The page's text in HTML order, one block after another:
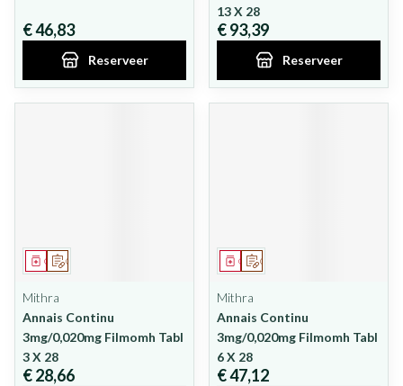
€ 46,83
Reserveer
13 X 28
€ 93,39
Reserveer
Op voorschrift
Geneesmiddel
Mithra
Annais Continu
3mg/0,020mg Filmomh Tabl
3 X 28
€ 28,66
Op voorschrift
Geneesmiddel
Mithra
Annais Continu
3mg/0,020mg Filmomh Tabl
6 X 28
€ 47,12